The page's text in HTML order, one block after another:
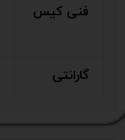
فنی کیس
گارانتی